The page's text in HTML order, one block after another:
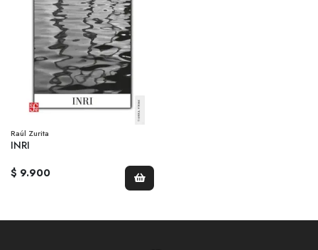
Raúl Zurita
INRI
$ 9.900